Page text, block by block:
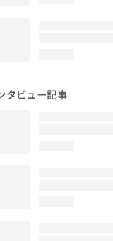
タビュー記事